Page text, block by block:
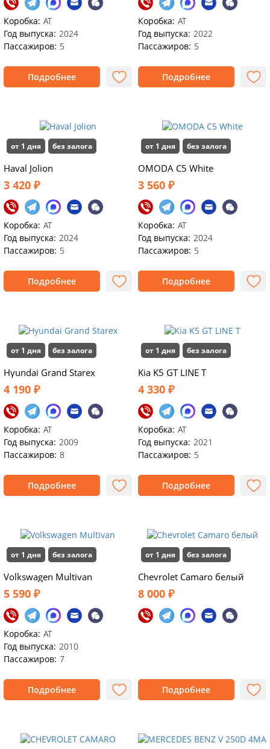
Коробка: AT
Год выпуска: 2024
Пассажиров: 5
Подробнее
Коробка: АТ
Год выпуска: 2022
Пассажиров: 5
Подробнее
от 1 дня без залога
Haval Jolion
3 420 ₽
Коробка: АТ
Год выпуска: 2024
Пассажиров: 5
Подробнее
от 1 дня без залога
OMODA C5 White
3 560 ₽
Коробка: AT
Год выпуска: 2024
Пассажиров: 5
Подробнее
от 1 дня без залога
Hyundai Grand Starex
4 190 ₽
Коробка: АТ
Год выпуска: 2009
Пассажиров: 8
Подробнее
от 1 дня без залога
Kia K5 GT LINE T
4 330 ₽
Коробка: АТ
Год выпуска: 2021
Пассажиров: 5
Подробнее
от 1 дня без залога
Volkswagen Multivan
5 590 ₽
Коробка: АТ
Год выпуска: 2010
Пассажиров: 7
Подробнее
от 1 дня без залога
Chevrolet Camaro белый
8 000 ₽
Подробнее